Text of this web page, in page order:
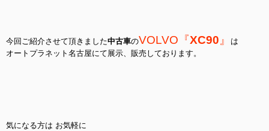
今回ご紹介させて頂きました中古車のVOLVO 『XC90』
は
オートプラネット名古屋にて展示、販売しております。
気になる方は お気軽に